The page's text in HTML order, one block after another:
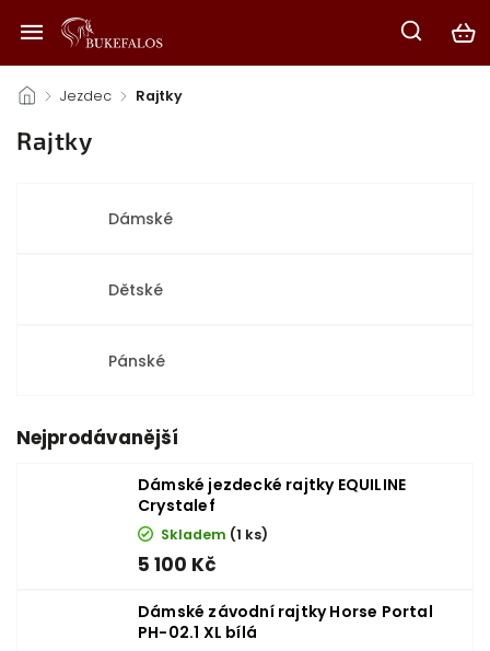
/ Jezdec / Rajtky
Rajtky
Dámské
Dětské
Pánské
Nejprodávanější
Dámské jezdecké rajtky EQUILINE
Crystalef
Skladem (1 ks)
5 100 Kč
Dámské závodní rajtky Horse Portal
PH-02.1 XL bílá